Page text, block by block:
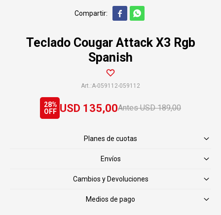
 
Teclado Cougar Attack X3 Rgb
Spanish
A-059112-059112
USD 135,00 USD 189,00
28
Planes de cuotas
Envíos
Cambios y Devoluciones
Medios de pago